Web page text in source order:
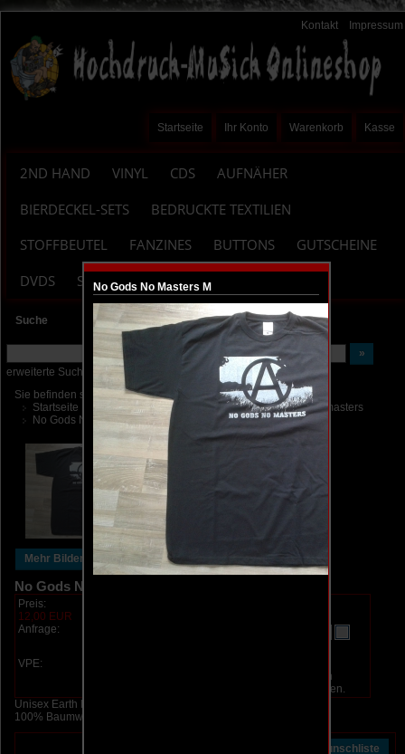
Kontakt Impressum
Kasse
Warenkorb
Ihr Konto
Startseite
2ND HAND VINYL CDS
AUFNÄHER
BIERDECKEL-SETS
BEDRUCKTE TEXTILIEN
STOFFBEUTEL
FANZINES BUTTONS
GUTSCHEINE
DVDS
SITEMAP
Suche
erweiterte Suche
Sie befinden sich hier:
Startseite
Bedruckte Textilien T-Shirts
No gods no masters
No Gods No Masters M
Mehr Bilder
No Gods No Masters M
Preis:
12,00 EUR
Anfrage:
VPE:
Samstag, 18. Februar 2023 in
unseren Katalog aufgenommen.
Unisex Earth Positive T-Shirt.
100% Baumwolle, Fair Trade.
No Gods No Masters M